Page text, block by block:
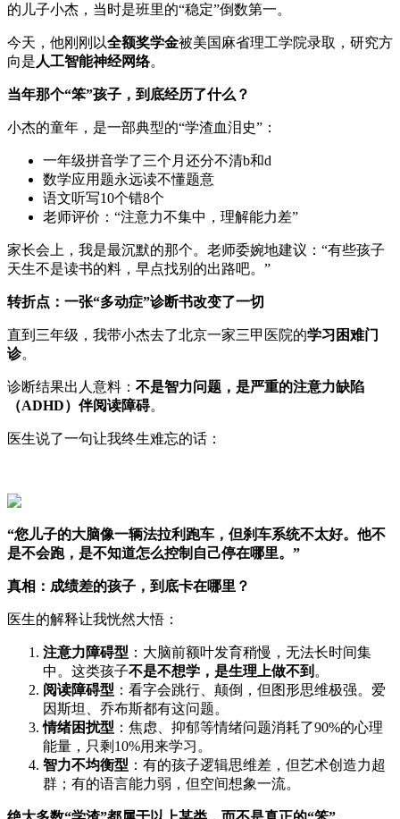
的儿子小杰，当时是班里的“稳定”倒数第一。
今天，他刚刚以全额奖学金被美国麻省理工学院录取，研究方
向是 人工智能神经网络。
当年那个“笨”孩子，到底经历了什么？
小杰的童年，是一部典型的“学渣血泪史”：
一年级拼音学了三个月还分不清b和d
数学应用题永远读不懂题意
语文听写10个错8个
老师评价：“注意力不集中，理解能力差”
家长会上，我是最沉默的那个。老师委婉地建议：“有些孩子
天生不是读书的料，早点找别的出路吧。”
转折点：一张“多动症”诊断书改变了一切
直到三年级，我带小杰去了北京一家三甲医院的学习困难门
诊。
诊断结果出人意料： 不是智力问题，是严重的注意力缺陷
（ADHD）伴阅读障碍。
医生说了一句让我终生难忘的话：
“您儿子的大脑像一辆法拉利跑车，但刹车系统不太好。他不
是不会跑，是不知道怎么控制自己停在哪里。”
真相：成绩差的孩子，到底卡在哪里？
医生的解释让我恍然大悟：
注意力障碍型 ：大脑前额叶发育稍慢，无法长时间集
中。这类孩子不是不想学，是生理上做不到 。
阅读障碍型 ：看字会跳行、颠倒，但图形思维极强。爱
因斯坦、乔布斯都有这问题。
情绪困扰型 ：焦虑、抑郁等情绪问题消耗了90%的心理
能量，只剩10%用来学习。
智力不均衡型 ：有的孩子逻辑思维差，但艺术创造力超
群；有的语言能力弱，但空间想象一流。